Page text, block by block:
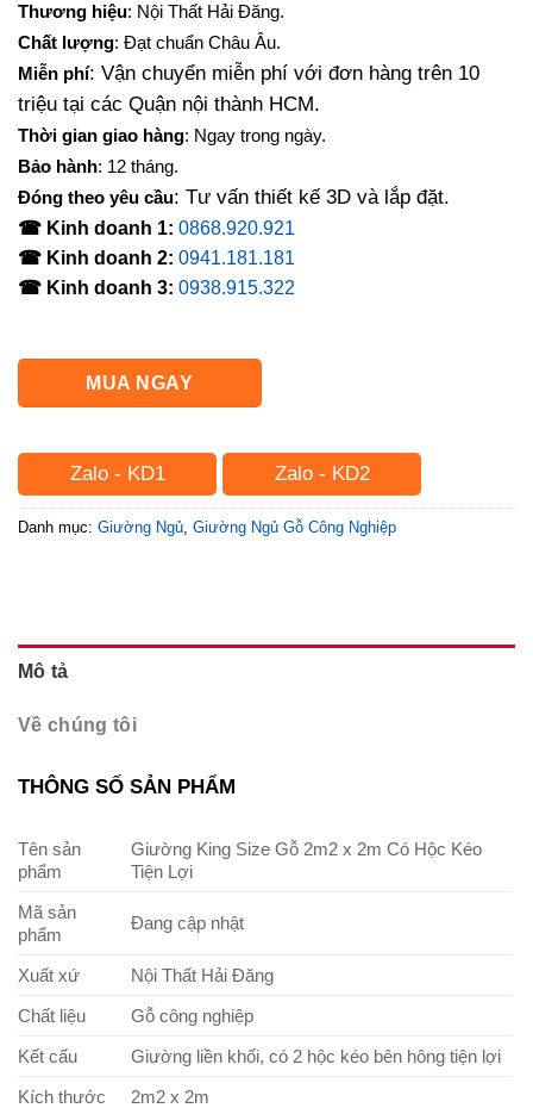
là:
5,700,000₫.
4,700,000₫.
Thương hiệu: Nội Thất Hải Đăng.
Chất lượng: Đạt chuẩn Châu Âu.
Miễn phí: Vận chuyển miễn phí với đơn hàng trên 10
triệu tại các Quận nội thành HCM.
Thời gian giao hàng: Ngay trong ngày.
Bảo hành: 12 tháng.
Đóng theo yêu cầu: Tư vấn thiết kế 3D và lắp đặt.
☎ Kinh doanh 1: 0868.920.921
☎ Kinh doanh 2: 0941.181.181
☎ Kinh doanh 3: 0938.915.322
MUA NGAY
Zalo - KD1 Zalo - KD2
Danh mục: Giường Ngủ Giường Ngủ Gỗ Công Nghiệp
Mô tả
Về chúng tôi
THÔNG SỐ SẢN PHẨM
Tên sản
phẩm
Giường King Size Gỗ 2m2 x 2m Có Hộc Kéo
Tiện Lợi
Mã sản
phẩm
Đang cập nhật
Xuất xứ
Nội Thất Hải Đăng
Chất liệu
Gỗ công nghiệp
Kết cấu
Giường liền khối, có 2 hộc kéo bên hông tiện lợi
Kích thước
2m2 x 2m